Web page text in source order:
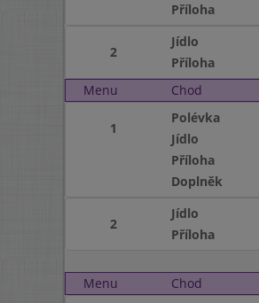
Příloha
2
Jídlo
Příloha
Menu
Chod
1
Polévka
Jídlo
Příloha
Doplněk
2
Jídlo
Příloha
Menu
Chod